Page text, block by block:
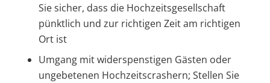
Sie sicher, dass die Hochzeitsgesellschaft
pünktlich und zur richtigen Zeit am richtigen
Ort ist
Umgang mit widerspenstigen Gästen oder
ungebetenen Hochzeitscrashern; Stellen Sie